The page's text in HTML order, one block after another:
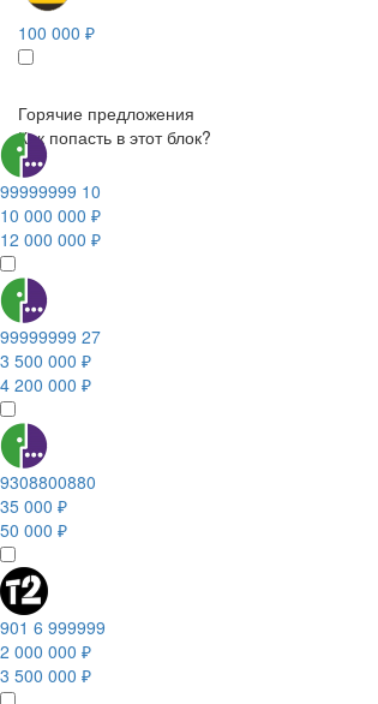
100 000 ₽
Горячие предложения
Как попасть в этот блок?
99999999 10
10 000 000 ₽
12 000 000 ₽
99999999 27
3 500 000 ₽
4 200 000 ₽
9308800880
35 000 ₽
50 000 ₽
901 6 999999
2 000 000 ₽
3 500 000 ₽